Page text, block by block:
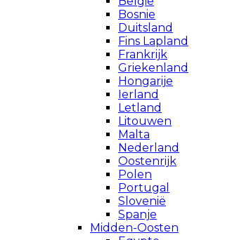
Bosnie
Duitsland
Fins Lapland
Frankrijk
Griekenland
Hongarije
Ierland
Letland
Litouwen
Malta
Nederland
Oostenrijk
Polen
Portugal
Slovenië
Spanje
Midden-Oosten